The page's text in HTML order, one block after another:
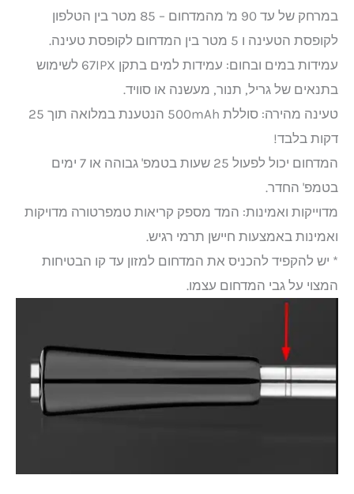
במרחק של עד 90 מ' מהמדחום – 85 מטר בין הטלפון
לקופסת הטעינה ו 5 מטר בין המדחום לקופסת טעינה.
עמידות במים ובחום: עמידות למים בתקן 67IPX לשימוש
בתנאים של גריל, תנור, מעשנה או סוויד.
טעינה מהירה: סוללת 500mAh הנטענת במלואה תוך 25
דקות בלבד!
המדחום יכול לפעול 25 שעות בטמפ' גבוהה או 7 ימים
בטמפ' החדר.
מדוייקות ואמינות: המד מספק קריאות טמפרטורה מדויקות
ואמינות באמצעות חיישן תרמי רגיש.
* יש להקפיד להכניס את המדחום למזון עד קו הבטיחות
המצוי על גבי המדחום עצמו.